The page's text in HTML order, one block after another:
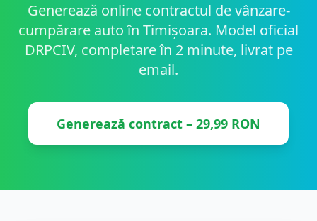
Generează online contractul de vânzare-
cumpărare auto în Timișoara. Model oficial
DRPCIV, completare în 2 minute, livrat pe
email.
Generează contract – 29,99 RON